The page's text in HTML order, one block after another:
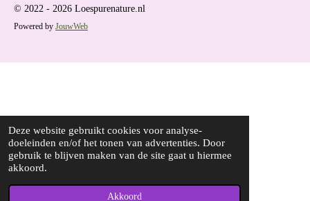
Deze website gebruikt cookies voor analyse-
doeleinden en/of het tonen van advertenties. Door
gebruik te blijven maken van de site gaat u hiermee
akkoord.
Akkoord
© 2022 - 2026 Loespurenature.nl
Powered by JouwWeb